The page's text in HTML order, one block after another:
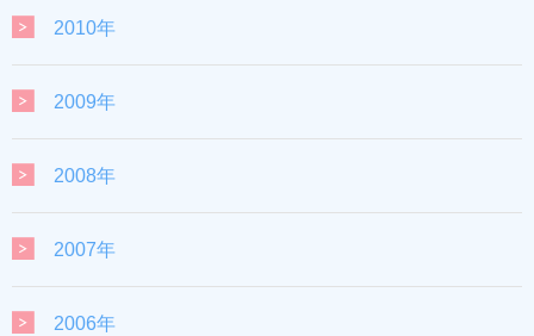
2010年
2009年
2008年
2007年
2006年